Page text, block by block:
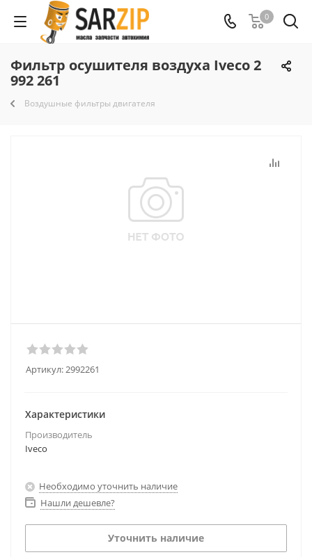
0
Фильтр осушителя воздуха Iveco 2
992 261
Воздушные фильтры двигателя
Артикул:2992261
Характеристики
Производитель
Iveco
Необходимо уточнить наличие
Нашли дешевле?
Уточнить наличие